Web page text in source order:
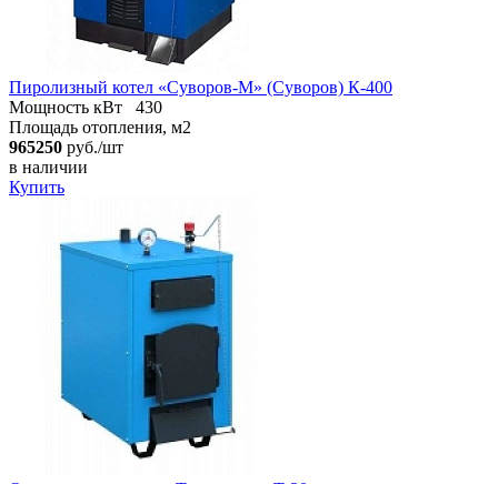
Пиролизный котел «Суворов-М» (Суворов) К-400
Мощность кВт
430
Площадь отопления, м2
965250 руб./шт
в наличии
Купить